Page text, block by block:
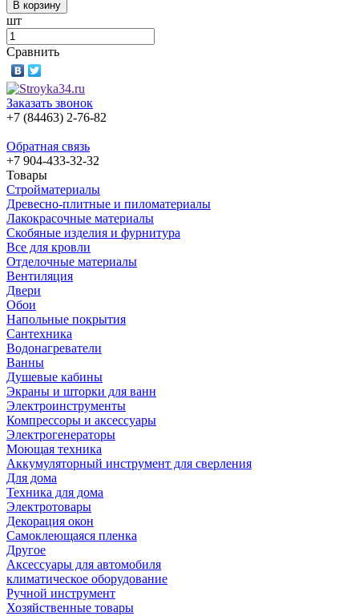
шт
Сравнить
Заказать звонок
+7 (84463) 2-76-82
Обратная связь
+7 904-433-32-32
Товары
Стройматериалы
Древесно-плитные и пиломатериалы
Лакокрасочные материалы
Скобяные изделия и фурнитура
Все для кровли
Отделочные материалы
Вентиляция
Двери
Обои
Напольные покрытия
Сантехника
Водонагреватели
Ванны
Душевые кабины
Экраны и шторки для ванн
Электроинструменты
Компрессоры и аксессуары
Электрогенераторы
Моющая техника
Аккумуляторный инструмент для сверления
Для дома
Техника для дома
Электротовары
Декорация окон
Самоклеющаяся пленка
Другое
Аксессуары для автомобиля
климатическое оборудование
Ручной инструмент
Хозяйственные товары